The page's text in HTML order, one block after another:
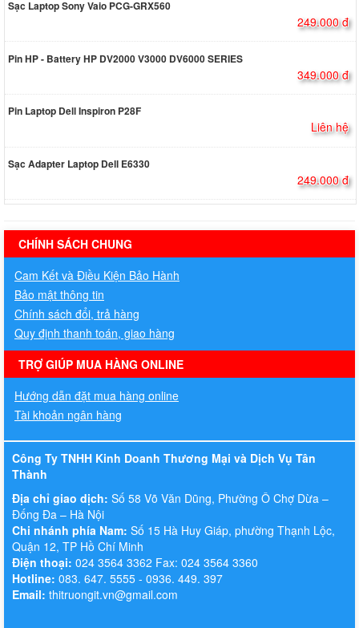
Sạc Laptop Sony Vaio PCG-GRX560
249.000 đ
Pin HP - Battery HP DV2000 V3000 DV6000 SERIES
349.000 đ
Pin Laptop Dell Inspiron P28F
Liên hệ
Sạc Adapter Laptop Dell E6330
249.000 đ
hermes handbags outlet online
CHÍNH SÁCH CHUNG
Cam Kết và Điều Kiện Bảo Hành
Bảo mật thông tin
Chính sách đổi, trả hàng
Quy định thanh toán, giao hàng
TRỢ GIÚP MUA HÀNG ONLINE
Hướng dẫn đặt mua hàng online
Tài khoản ngân hàng
Công Ty TNHH Kinh Doanh Thương Mại và Dịch Vụ Tân
Thành
Địa chỉ giao dịch: Số 58 Võ Văn Dũng, Phường Ô Chợ Dừa –
Đống Đa – Hà Nội
Chi nhánh phía Nam: Số 15 Hà Huy Giáp, phường Thạnh Lộc,
Quận 12, TP Hồ Chí Minh
Điện thoại: 024 3564 3362 Fax: 024 3564 3360
Hotline: 083. 647. 5555 - 0936. 449. 397
Email: thitruongit.vn@gmail.com